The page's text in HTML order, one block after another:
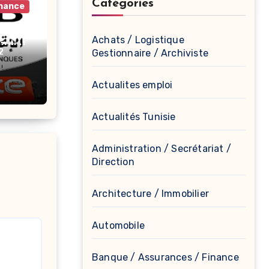
Catégories
Achats / Logistique
Gestionnaire / Archiviste
Actualites emploi
Actualités Tunisie
Administration / Secrétariat /
Direction
Architecture / Immobilier
Automobile
Banque / Assurances / Finance